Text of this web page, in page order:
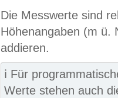
Die Messwerte sind
Höhenangaben (m ü.
addieren.
ℹ️ Für
Werte stehen auch